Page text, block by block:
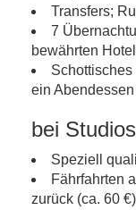
Transfers;
7
bewährten
ein
bei
Speziell
Fährfahrten
zurück (ca. 60 €)